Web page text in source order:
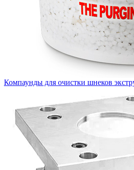
Компаунды для очистки шнеков